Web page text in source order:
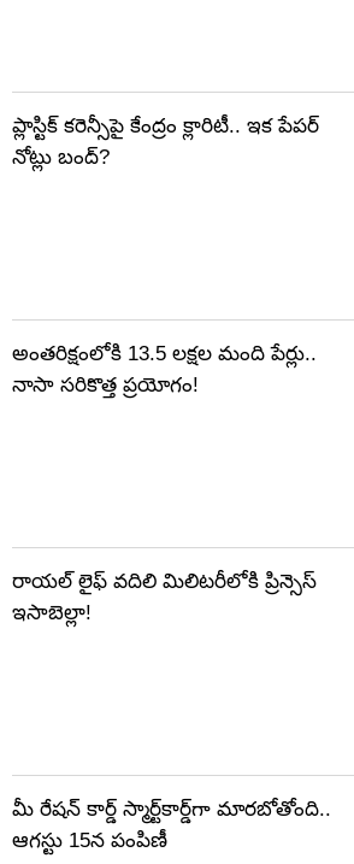
ప్లాస్టిక్‌ కరెన్సీపై కేంద్రం క్లారిటీ.. ఇక పేపర్‌
నోట్లు బంద్‌?
అంతరిక్షంలోకి 13.5 లక్షల మంది పేర్లు..
నాసా సరికొత్త ప్రయోగం!
రాయల్ లైఫ్ వదిలి మిలిటరీలోకి ప్రిన్సెస్
ఇసాబెల్లా!
మీ రేషన్ కార్డ్ స్మార్ట్‌కార్డ్‌గా మారబోతోంది..
ఆగస్టు 15న పంపిణీ